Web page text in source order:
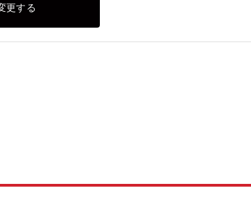
更する